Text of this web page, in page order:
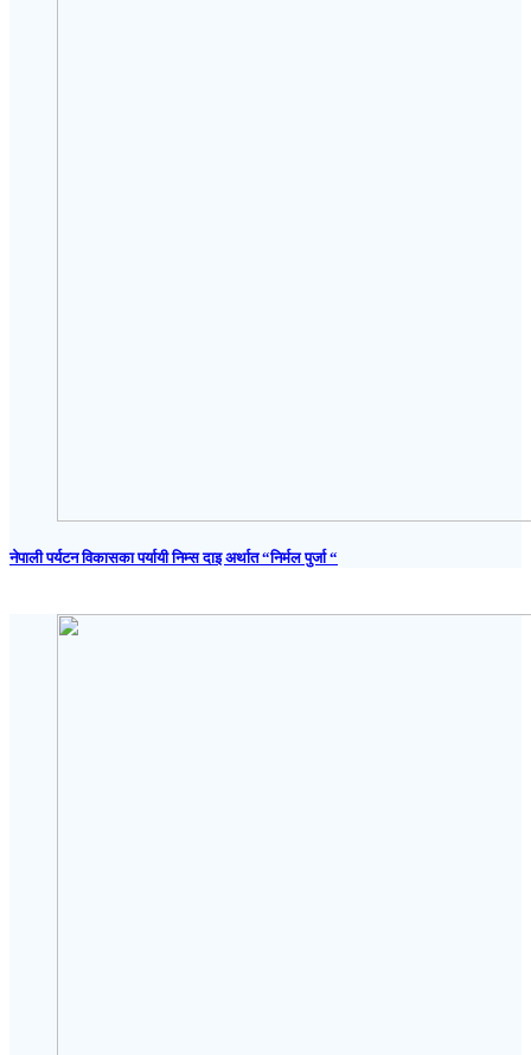
नेपाली पर्यटन विकासका पर्यायी निम्स दाइ अर्थात “निर्मल पुर्जा “